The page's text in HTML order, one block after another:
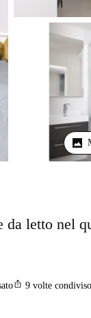
da letto nel
ios_share 9 volte condiviso